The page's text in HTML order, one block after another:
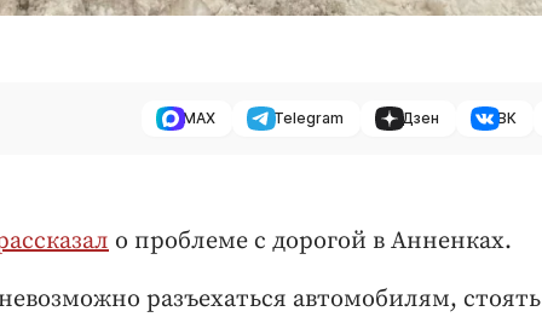
MAX Telegram Дзен ВК
о проблеме с дорогой в Анненках.
разъехаться автомобилям,